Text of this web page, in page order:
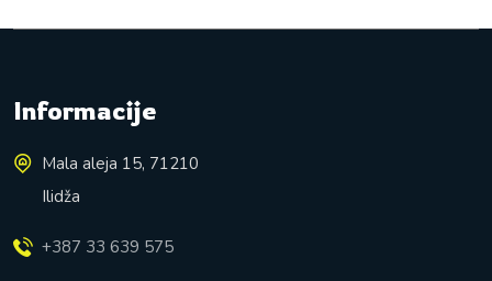
Informacije
Mala aleja 15, 71210
Ilidža
+387 33 639 575